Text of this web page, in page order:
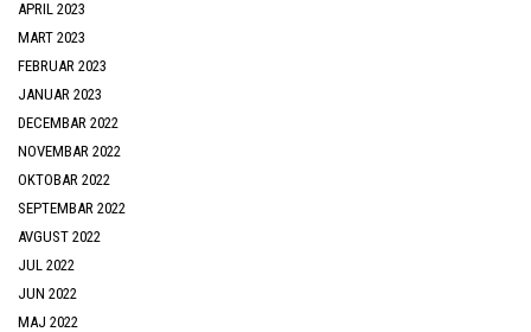
APRIL 2023
MART 2023
FEBRUAR 2023
JANUAR 2023
DECEMBAR 2022
NOVEMBAR 2022
OKTOBAR 2022
SEPTEMBAR 2022
AVGUST 2022
JUL 2022
JUN 2022
MAJ 2022